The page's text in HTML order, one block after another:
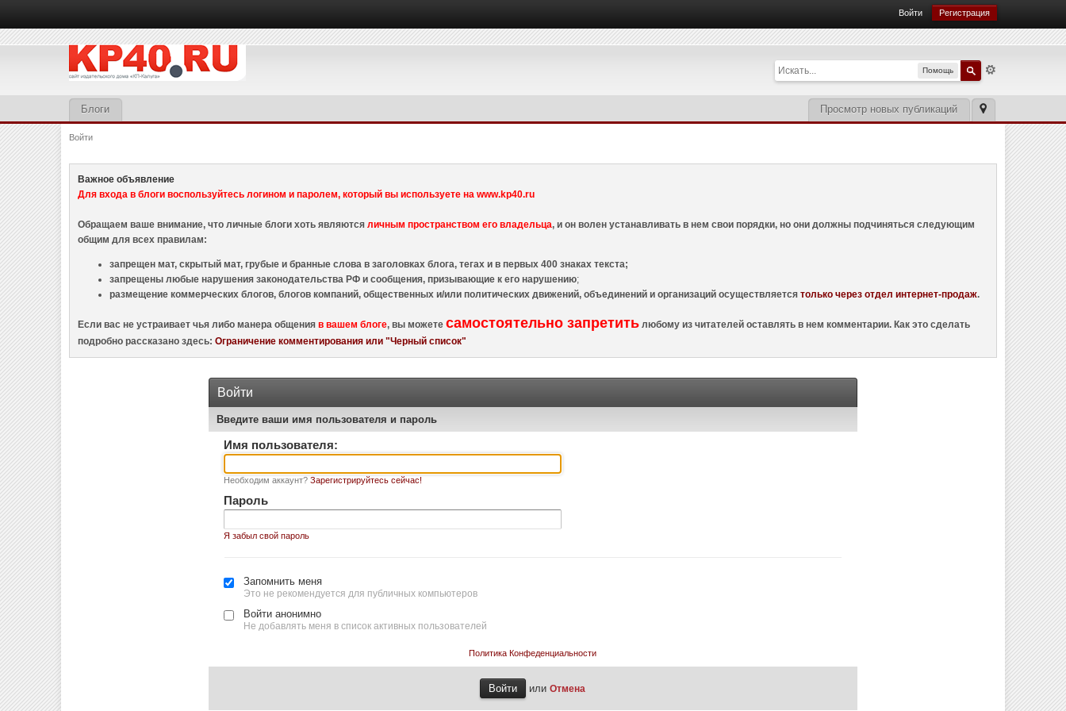
Войти Регистрация
Помощь
Просмотр новых публикаций
Блоги
Войти
Важное объявление
Для входа в блоги воспользуйтесь логином и паролем, который вы используете на www.kp40.ru
Обращаем ваше внимание, что личные блоги хоть являютсяличным пространством его владельца, и он волен устанавливать в нем свои порядки, но они должны подчиняться следующим
общим для всех правилам:
запрещен мат, скрытый мат, грубые и бранные слова в заголовках блога, тегах и в первых 400 знаках текста;
запрещены любые нарушения законодательства РФ и сообщения, призывающие к его нарушению;
размещение коммерческих блогов, блогов компаний, общественных и/или политических движений, объединений и организаций осуществляетсятолько через отдел интернет-продаж.
Если вас не устраивает чья либо манера общенияв вашем блоге, вы можетесамостоятельно запретить любому из читателей оставлять в нем комментарии. Как это сделать
подробно рассказано здесь:Ограничение комментирования или "Черный список"
Войти
Введите ваши имя пользователя и пароль
Имя пользователя:
Необходим аккаунт? Зарегистрируйтесь сейчас!
Пароль
Я забыл свой пароль
Запомнить меня
Это не рекомендуется для публичных компьютеров
Войти анонимно
Не добавлять меня в список активных пользователей
Политика Конфеденциальности
илиОтмена